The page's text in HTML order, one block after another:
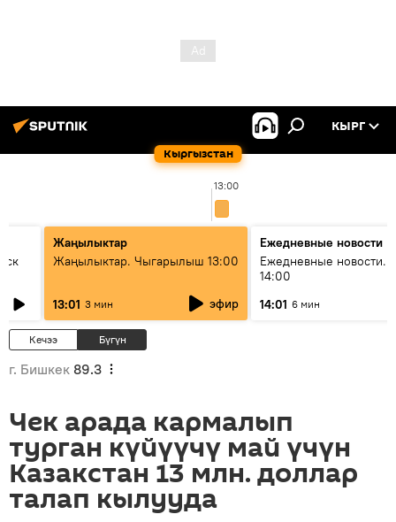
Кыргызстан
КЫРГ
13:00
Жаңылыктар
Жаңылыктар. Чыгарылыш 13:00
13:01 3 мин эфир
Ежедневные новости
Ежедневные новости.
14:00
14:01 6 мин
Кечээ Бүгүн
г. Бишкек 89.3
Чек арада кармалып
турган күйүүчү май үчүн
Казакстан 13 млн. доллар
талап кылууда